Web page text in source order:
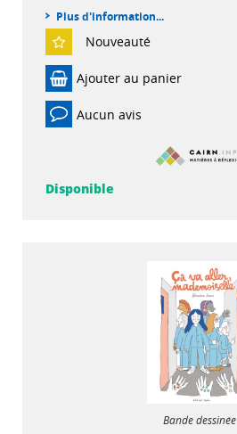
Plus d'information...
Nouveauté
Ajouter au panier
Aucun avis
Disponible
Bande dessinée